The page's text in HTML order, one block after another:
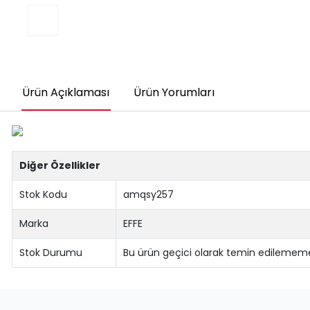
Ürün Açıklaması Ürün Yorumları
Diğer Özellikler
Stok Kodu amqsy257
Marka EFFE
Stok Durumu Bu ürün geçici olarak temin